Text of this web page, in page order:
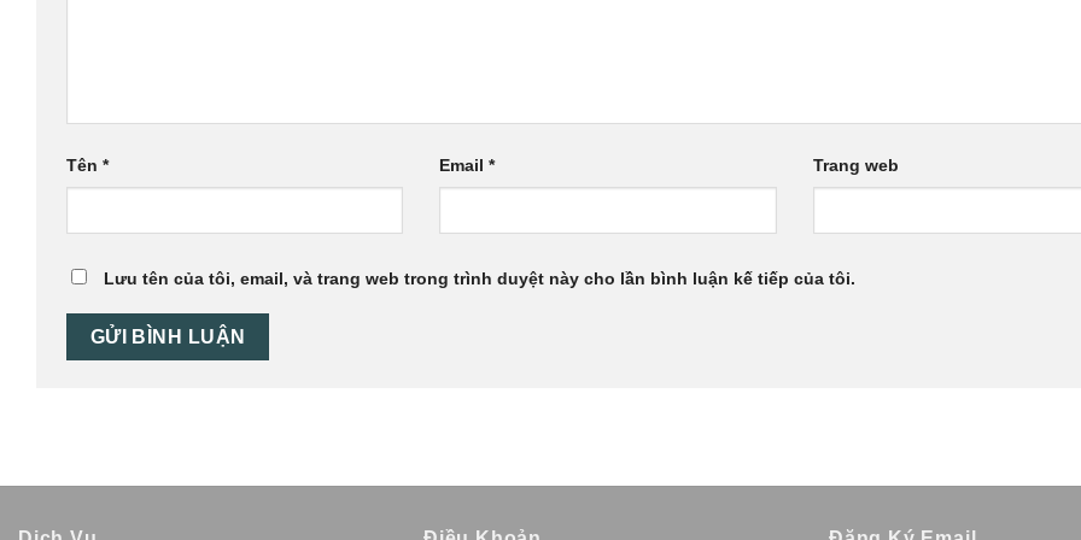
Tên * Email* Trang web
Lưu tên của tôi, email, và trang web trong trình duyệt này cho lần bình luận kế tiếp của tôi.